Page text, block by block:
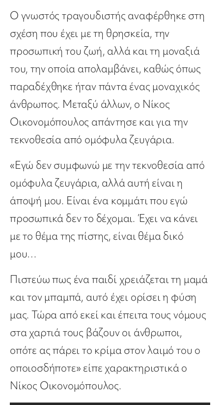
Ο γνωστός τραγουδιστής αναφέρθηκε στη
σχέση που έχει με τη θρησκεία, την
προσωπική του ζωή, αλλά και τη μοναξιά
του, την οποία απολαμβάνει, καθώς όπως
παραδέχθηκε ήταν πάντα ένας μοναχικός
άνθρωπος. Μεταξύ άλλων, ο Νίκος
Οικονομόπουλος απάντησε και για την
τεκνοθεσία από ομόφυλα ζευγάρια.
«Eγώ δεν συμφωνώ με την τεκνοθεσία από
ομόφυλα ζευγάρια, αλλά αυτή είναι η
άποψή μου. Είναι ένα κομμάτι που εγώ
προσωπικά δεν το δέχομαι. Έχει να κάνει
με το θέμα της πίστης, είναι θέμα δικό
μου…
Πιστεύω πως ένα παιδί χρειάζεται τη μαμά
και τον μπαμπά, αυτό έχει ορίσει η φύση
μας. Τώρα από εκεί και έπειτα τους νόμους
στα χαρτιά τους βάζουν οι άνθρωποι,
οπότε ας πάρει το κρίμα στον λαιμό του ο
οποιοσδήποτε» είπε χαρακτηριστικά ο
Νίκος Οικονομόπουλος.